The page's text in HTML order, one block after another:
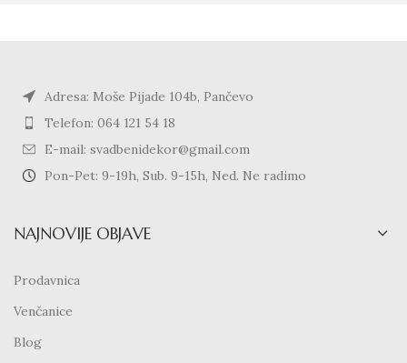
Adresa: Moše Pijade 104b, Pančevo
Telefon: 064 121 54 18
E-mail: svadbenidekor@gmail.com
Pon-Pet: 9-19h, Sub. 9-15h, Ned. Ne radimo
NAJNOVIJE OBJAVE
Prodavnica
Venčanice
Blog